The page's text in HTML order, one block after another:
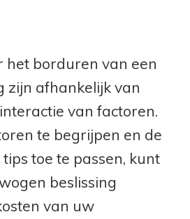
het borduren van een
zijn afhankelijk van
van factoren.
te begrijpen en de
toe te passen, kunt
beslissing
van uw